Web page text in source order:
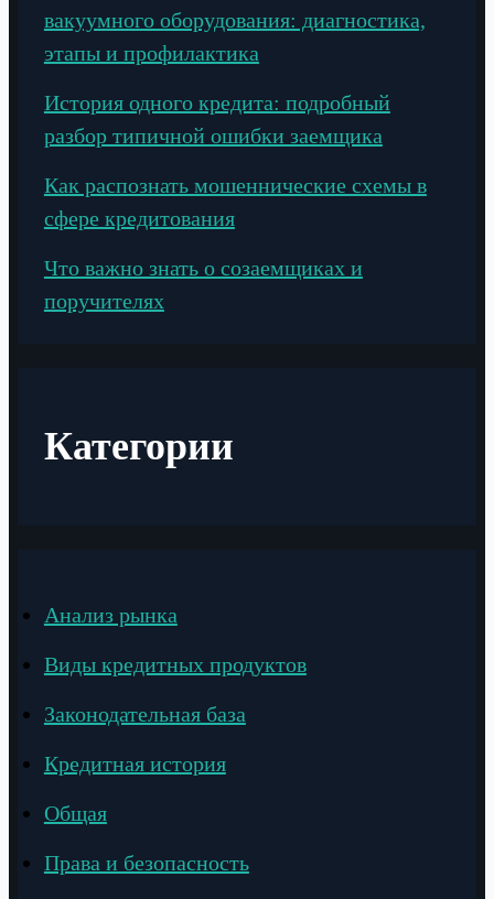
вакуумного оборудования: диагностика,
этапы и профилактика
История одного кредита: подробный
разбор типичной ошибки заемщика
Как распознать мошеннические схемы в
сфере кредитования
Что важно знать о созаемщиках и
поручителях
Категории
Анализ рынка
Виды кредитных продуктов
Законодательная база
Кредитная история
Общая
Права и безопасность